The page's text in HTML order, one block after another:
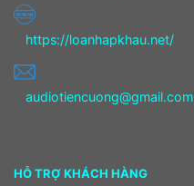
https://loanhapkhau.net/
audiotiencuong@gmail.com
HỖ TRỢ KHÁCH HÀNG